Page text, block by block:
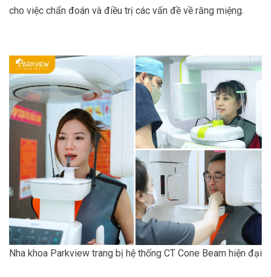
cho việc chẩn đoán và điều trị các vấn đề về răng miệng.
Nha khoa Parkview trang bị hệ thống CT Cone Beam hiện đại